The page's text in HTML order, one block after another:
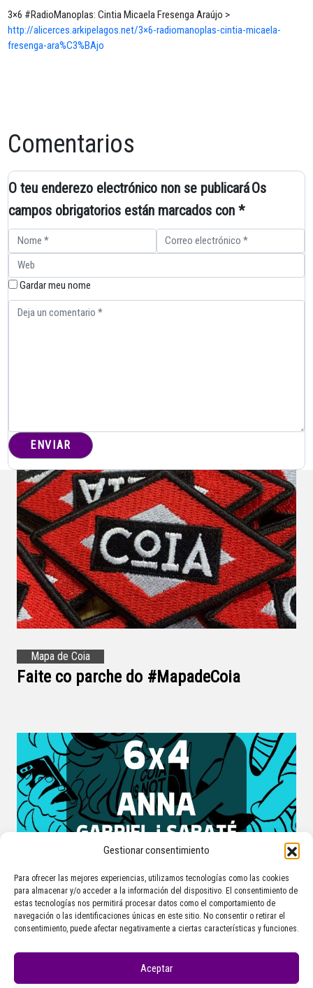
Gestionar consentimiento
Para ofrecer las mejores experiencias, utilizamos tecnologías como las cookies
para almacenar y/o acceder a la información del dispositivo. El consentimiento de
estas tecnologías nos permitirá procesar datos como el comportamiento de
navegación o las identificaciones únicas en este sitio. No consentir o retirar el
consentimiento, puede afectar negativamente a ciertas características y funciones.
Aceptar
3×6 #RadioManoplas: Cintia Micaela Fresenga Araújo >
http://alicerces.arkipelagos.net/3×6-radiomanoplas-cintia-micaela-
fresenga-ara%C3%BAjo
Comentarios
O teu enderezo electrónico non se publicaráOs
campos obrigatorios están marcados con*
Gardar meu nome
Mapa de Coia
Faite co parche do #MapadeCoia
Tempada 6
6×4 #RadioManoplas: Anna Gabriel i
Sabaté